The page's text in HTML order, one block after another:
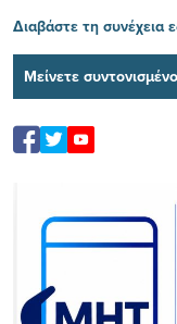
Διαβάστε τη συνέχεια
Μείνετε